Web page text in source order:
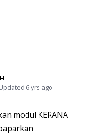
Updated 6 yrs ago
modul KERANA